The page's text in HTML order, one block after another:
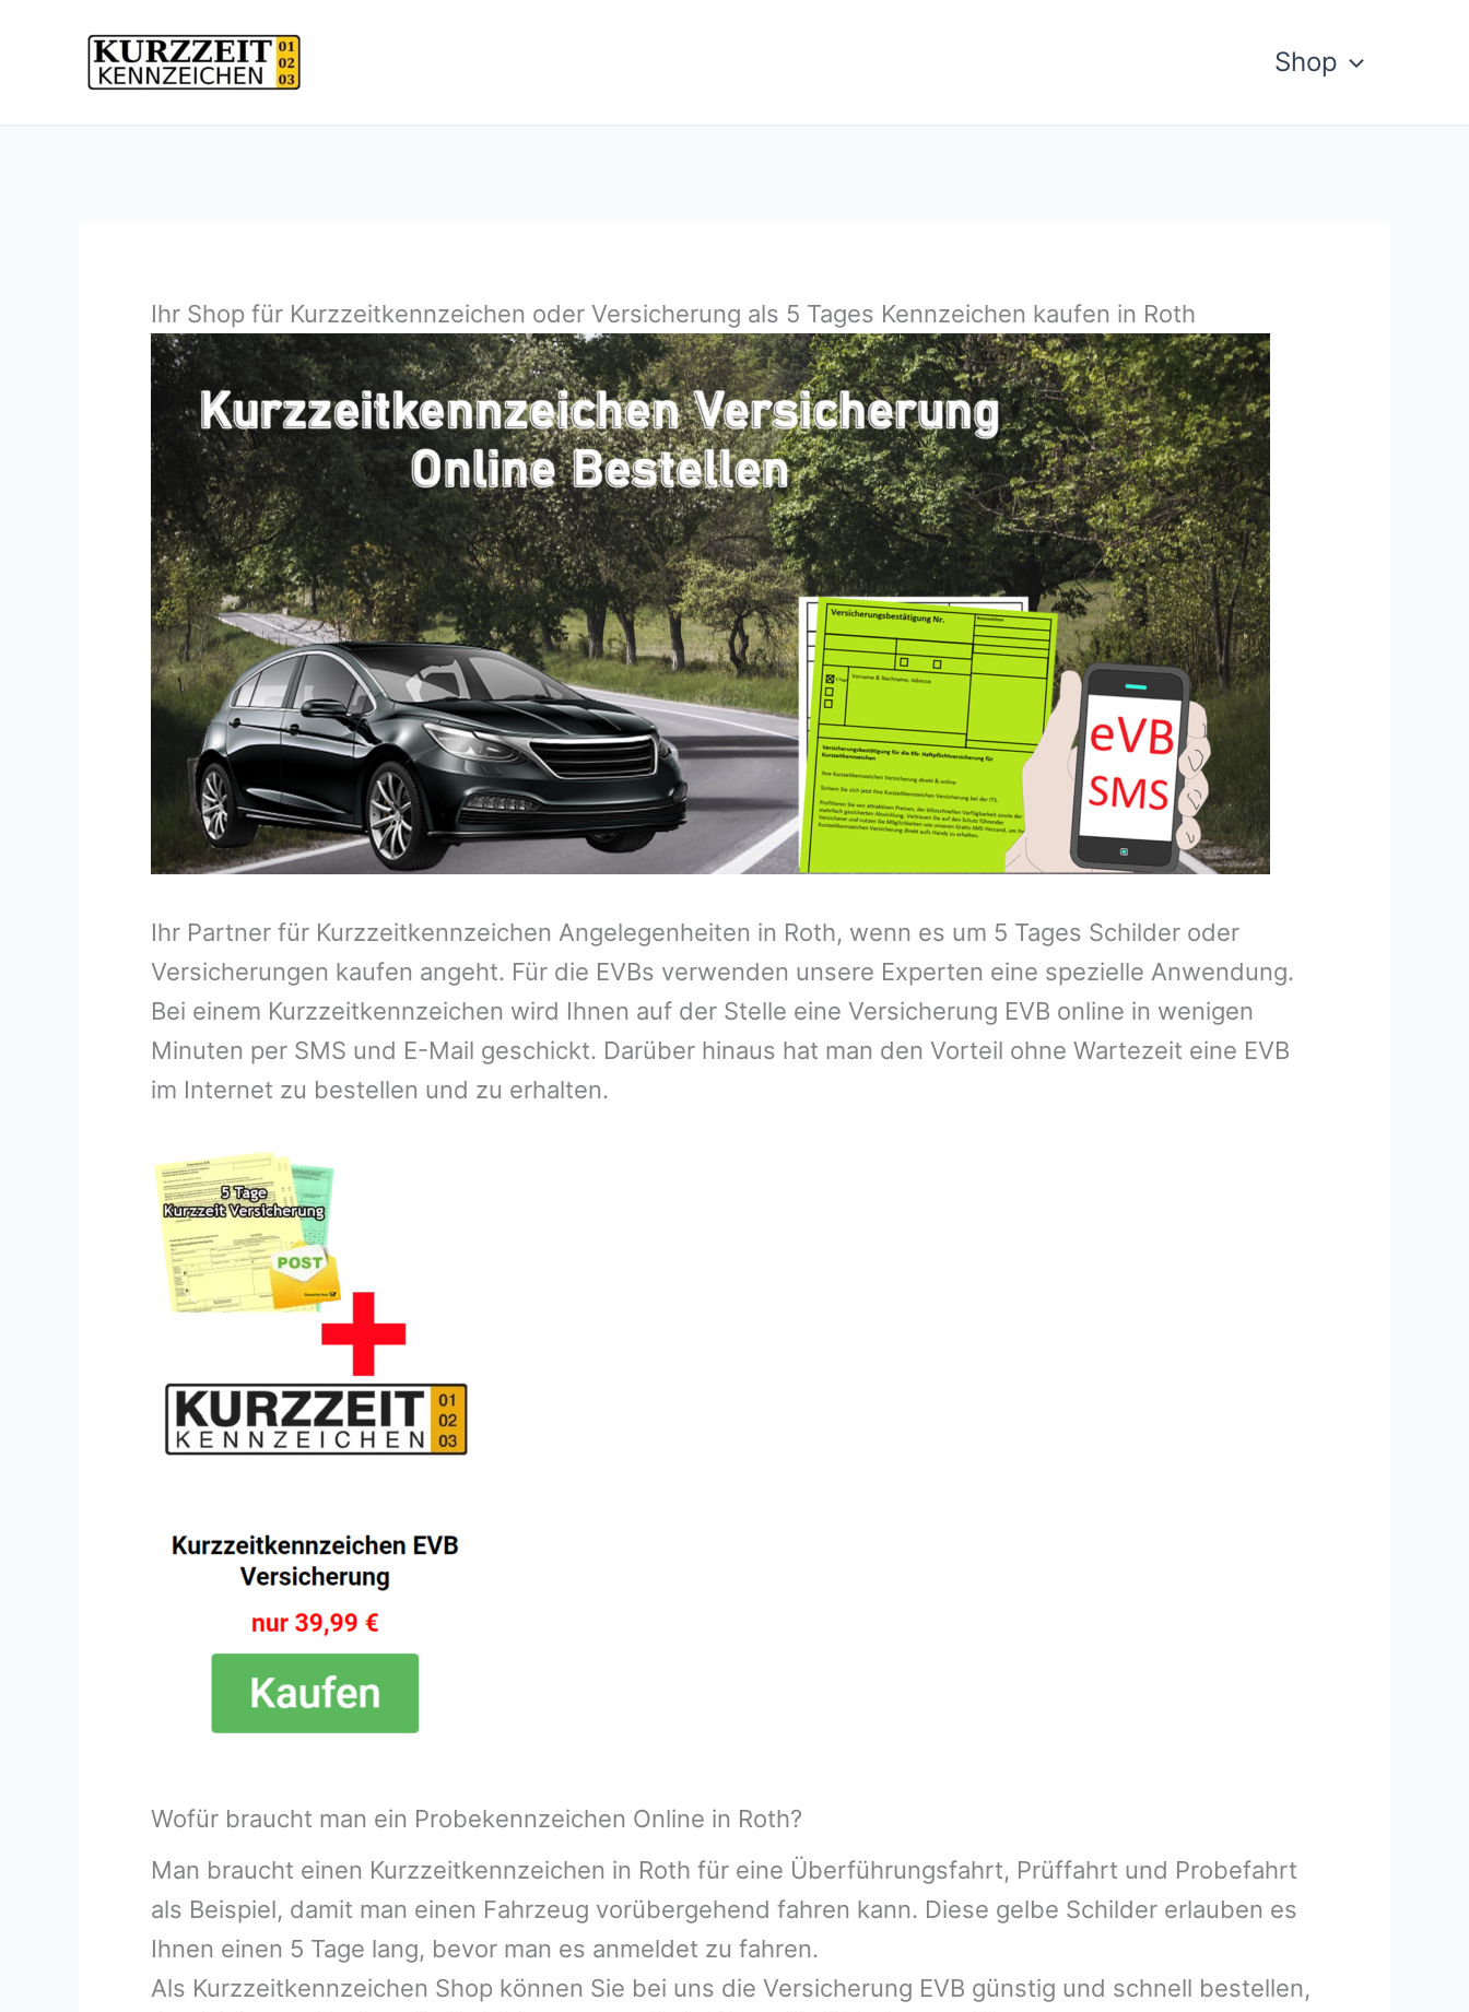
springen
Shop
Ihr Shop für Kurzzeitkennzeichen oder Versicherung als 5 Tages Kennzeichen kaufen in Roth
Ihr Partner für Kurzzeitkennzeichen Angelegenheiten in Roth, wenn es um 5 Tages Schilder oder
Versicherungen kaufen angeht. Für die EVBs verwenden unsere Experten eine spezielle Anwendung.
Bei einem Kurzzeitkennzeichen wird Ihnen auf der Stelle eine Versicherung EVB online in wenigen
Minuten per SMS und E-Mail geschickt. Darüber hinaus hat man den Vorteil ohne Wartezeit eine EVB
im Internet zu bestellen und zu erhalten.
Wofür braucht man ein Probekennzeichen Online in Roth?
Man braucht einen Kurzzeitkennzeichen in Roth für eine Überführungsfahrt, Prüffahrt und Probefahrt
als Beispiel, damit man einen Fahrzeug vorübergehend fahren kann. Diese gelbe Schilder erlauben es
Ihnen einen 5 Tage lang, bevor man es anmeldet zu fahren.
Als Kurzzeitkennzeichen Shop können Sie bei uns die Versicherung EVB günstig und schnell bestellen,